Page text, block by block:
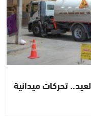
تحركات ميدانية